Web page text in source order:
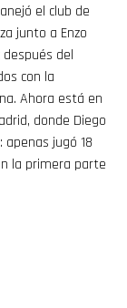
el club de
junto a Enzo
del
con la
Ahora está en
donde Diego
jugó 18
la primera parte